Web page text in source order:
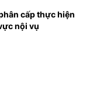
cấp thực hiện
nội vụ